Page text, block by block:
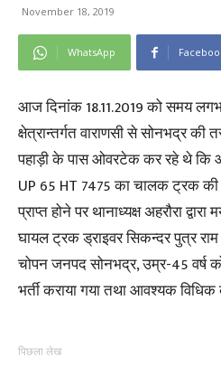
November 18, 2019
WhatsApp
आज दिनांक 18.11.2019 को समय
क्षेत्रान्तर्गत वाराणसी से सोनभद्र की
पहाड़ी के पास ओवरटेक कर रहे थे
UP 65 HT 7475 का चालक ट्रक
प्राप्त होने पर थानाध्यक्ष अहरौरा
घायल ट्रक ड्राइवर सिकन्दर पुत्र
चोपन जनपद सोनभद्र, उम्र-45 वर्ष
भर्ती कराया गया तथा आवश्यक विधिक
पिछला लेख